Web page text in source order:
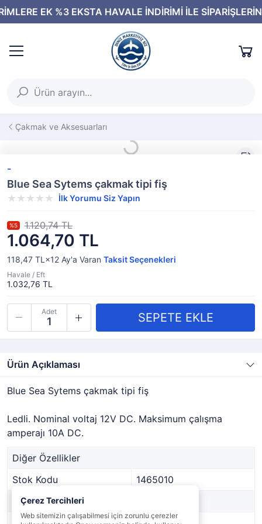
Çakmak ve Aksesuarları
-
Blue Sea Sytems çakmak tipi fiş
İlk Yorumu Siz Yapın
1.064,70 TL
%5 1.120,74 TL
118,47 TL×12 Ay'a Varan Taksit Seçenekleri
Havale / Eft
1.032,76 TL
Adet
Ürün Açıklaması
Blue Sea Sytems çakmak tipi fiş
Ledli. Nominal voltaj 12V DC. Maksimum çalışma
amperajı 10A DC.
Diğer Özellikler
Stok Kodu
1465010
Marka
Çerez Tercihleri
Web sitemizin çalışabilmesi için zorunlu çerezler